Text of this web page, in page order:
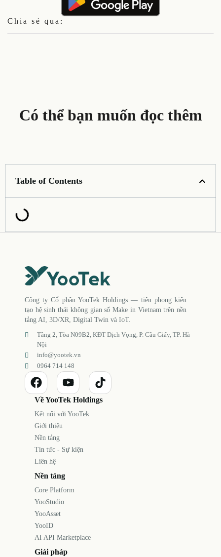
Chia sẻ qua:
Có thể bạn muốn đọc thêm
Table of Contents
Công ty Cổ phần YooTek Holdings — tiên phong kiến
tạo hệ sinh thái không gian số Make in Vietnam trên nền
tảng AI, 3D/XR, Digital Twin và IoT.
Tầng 2, Tòa N09B2, KĐT Dịch Vọng, P. Cầu Giấy, TP. Hà
Nội
info@yootek.vn
0964 714 148
Về YooTek Holdings
Kết nối với YooTek
Giới thiệu
Nền tảng
Tin tức - Sự kiện
Liên hệ
Nền tảng
Core Platform
YooStudio
YooAsset
YooID
AI API Marketplace
Giải pháp